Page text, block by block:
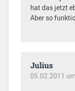
hat das jetzt
Aber so
Julius
05.02.2011